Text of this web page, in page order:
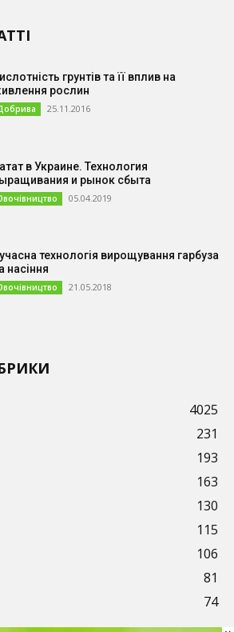
грунтів та її вплив на
рослин
25.11.2016
в Украине. Технология
и рынок сбыта
05.04.2019
технологія вирощування гарбуза
насіння
21.05.2018
4025
231
193
163
130
115
106
81
74